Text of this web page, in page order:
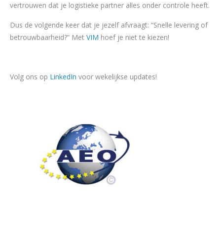
vertrouwen dat je logistieke partner alles onder controle heeft.
Dus de volgende keer dat je jezelf afvraagt: “Snelle levering of
betrouwbaarheid?” Met VIM hoef je niet te kiezen!
Volg ons op LinkedIn voor wekelijkse updates!